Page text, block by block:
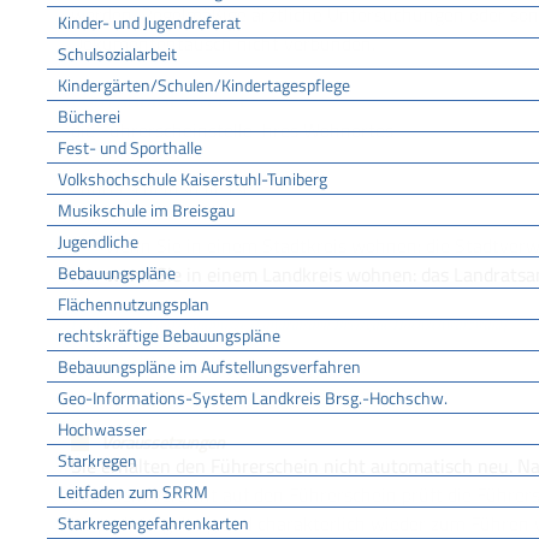
Kinder- und Jugendreferat
Schulsozialarbeit
Kindergärten/Schulen/Kindertagespflege
Bücherei
Fest- und Sporthalle
Volkshochschule Kaiserstuhl-Tuniberg
Musikschule im Breisgau
Jugendliche
Bebauungspläne
Flächennutzungsplan
rechtskräftige Bebauungspläne
Bebauungspläne im Aufstellungsverfahren
Geo-Informations-System Landkreis Brsg.-Hochschw.
Hochwasser
Starkregen
Leitfaden zum SRRM
Starkregengefahrenkarten
werden. Regelmäßige ärztliche Untersuchungen oder
Dokumententausch nicht verbunden.
ZUSTÄNDIGE STELLE
die Führerscheinstelle Ihres Wohnortes
Führerscheinstelle ist
wenn Sie in einem Stadtkreis wohnen: die
wenn Sie in einem Landkreis wohnen: das
Fachbereich Fahrerlaubnisse [Landratsamt Breisgau-Hochschwarzwald]
LEISTUNGSDETAILS
Voraussetzungen
Sie erhalten den Führerschein nicht automatisch neu.
oder dem Verzicht auf den Führerschein prüft die
körperlich, geistig und charakterlich wieder zum Führen